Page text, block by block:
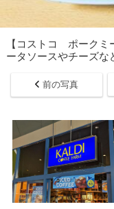
【コストコ ポーク
ータソースやチーズな
前の写真